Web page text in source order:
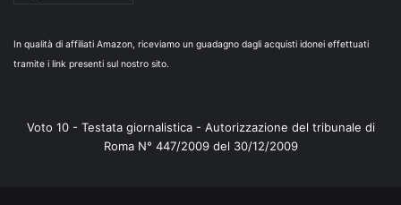
In qualità di affiliati Amazon, riceviamo un guadagno dagli acquisti idonei effettuati
tramite i link presenti sul nostro sito.
Voto 10 - Testata giornalistica - Autorizzazione del tribunale di
Roma N° 447/2009 del 30/12/2009